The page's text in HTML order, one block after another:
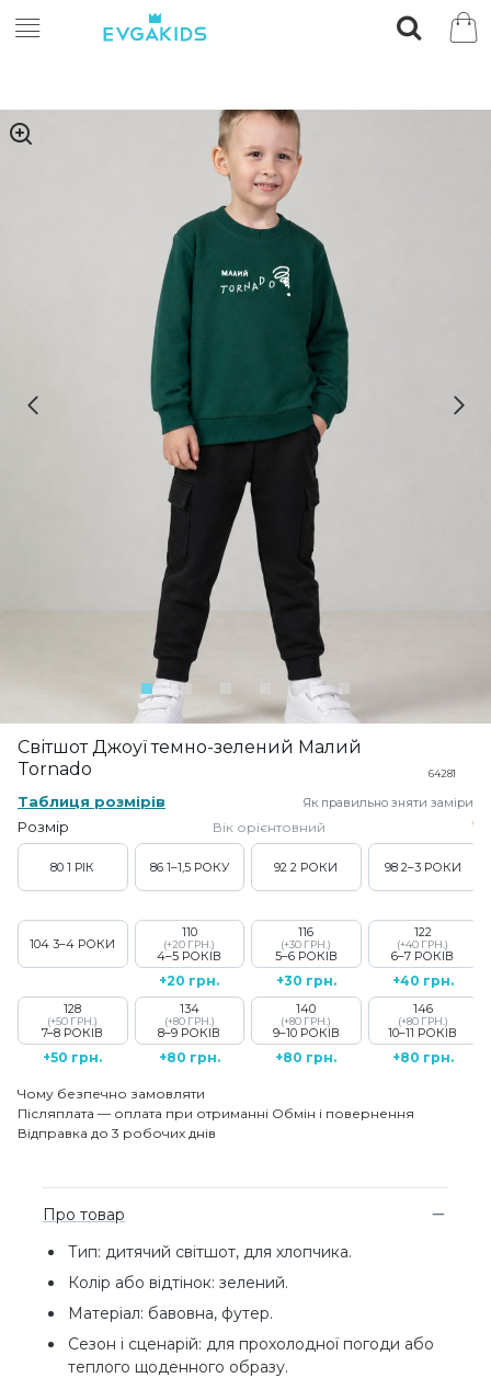
Світшот Джоуї темно-зелений Малий
Tornado
64281
Таблиця розмірів Як правильно зняти заміри
Розмір Вік орієнтовний
80 1 РІК 86 1–1,5 РОКУ 92 2 РОКИ 98 2–3 РОКИ
104 3–4 РОКИ
110
(+20 ГРН.)
4–5 РОКІВ
+20 грн.
116
(+30 ГРН.)
5–6 РОКІВ
+30 грн.
122
(+40 ГРН.)
6–7 РОКІВ
+40 грн.
128
(+50 ГРН.)
7–8 РОКІВ
+50 грн.
134
(+80 ГРН.)
8–9 РОКІВ
+80 грн.
140
(+80 ГРН.)
9–10 РОКІВ
+80 грн.
146
(+80 ГРН.)
10–11 РОКІВ
+80 грн.
Чому безпечно замовляти
Післяплата — оплата при отриманні Обмін і повернення
Відправка до 3 робочих днів
Про товар
Тип: дитячий світшот, для хлопчика.
Колір або відтінок: зелений.
Матеріал: бавовна, футер.
Сезон і сценарій: для прохолодної погоди або
теплого щоденного образу.